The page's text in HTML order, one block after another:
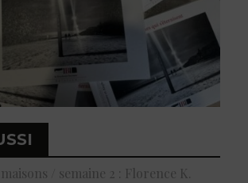
/ semaine 2 : Florence K.